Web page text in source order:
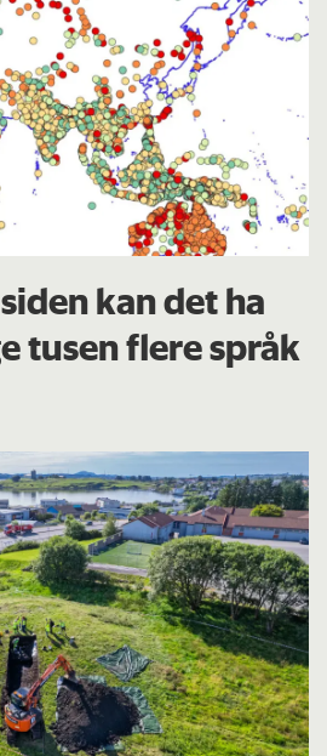
kan det ha
tusen flere språk